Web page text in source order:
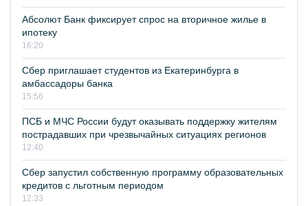
Абсолют Банк фиксирует спрос на вторичное жилье в
ипотеку
16:20
Сбер приглашает студентов из Екатеринбурга в
амбассадоры банка
15:56
ПСБ и МЧС России будут оказывать поддержку жителям
пострадавших при чрезвычайных ситуациях регионов
12:40
Сбер запустил собственную программу образовательных
кредитов с льготным периодом
12:33